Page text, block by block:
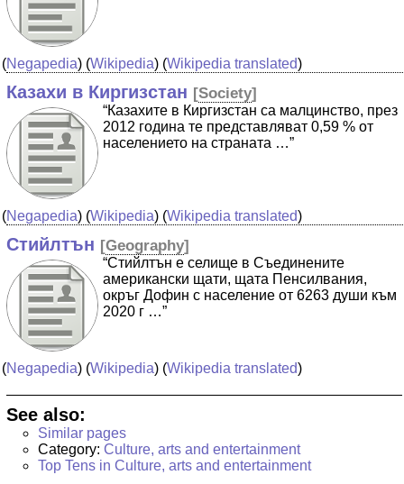
(Negapedia) (Wikipedia) (Wikipedia translated)
Казахи в Киргизстан [Society]
“Казахите в Киргизстан са малцинство, през
2012 година те представляват 0,59 % от
населението на страната …”
(Negapedia) (Wikipedia) (Wikipedia translated)
Стийлтън [Geography]
“Стийлтън е селище в Съединените
американски щати, щата Пенсилвания,
окръг Дофин с население от 6263 души към
2020 г …”
(Negapedia) (Wikipedia) (Wikipedia translated)
See also:
Similar pages
Category: Culture, arts and entertainment
Top Tens in Culture, arts and entertainment